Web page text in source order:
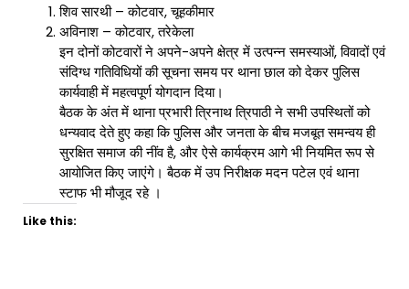
शिव सारथी – कोटवार, चूहकीमार
अविनाश – कोटवार, तरेकेला
इन दोनों कोटवारों ने अपने-अपने क्षेत्र में उत्पन्न समस्याओं, विवादों एवं
संदिग्ध गतिविधियों की सूचना समय पर थाना छाल को देकर पुलिस
कार्यवाही में महत्वपूर्ण योगदान दिया।
बैठक के अंत में थाना प्रभारी त्रिनाथ त्रिपाठी ने सभी उपस्थितों को
धन्यवाद देते हुए कहा कि पुलिस और जनता के बीच मजबूत समन्वय ही
सुरक्षित समाज की नींव है, और ऐसे कार्यक्रम आगे भी नियमित रूप से
आयोजित किए जाएंगे। बैठक में उप निरीक्षक मदन पटेल एवं थाना
स्टाफ भी मौजूद रहे ।
Like this: